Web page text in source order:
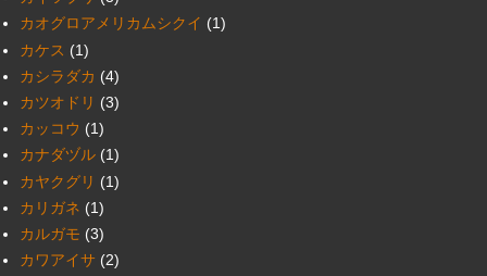
カオグロアメリカムシクイ (1)
カケス (1)
カシラダカ (4)
カツオドリ (3)
カッコウ (1)
カナダヅル (1)
カヤクグリ (1)
カリガネ (1)
カルガモ (3)
カワアイサ (2)